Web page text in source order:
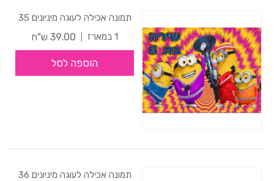
תמונה אכילה לעוגה מיניונים 35
1 במארז
39.00 ש"ח
הוספה לסל
תמונה אכילה לעוגה מיניונים 36